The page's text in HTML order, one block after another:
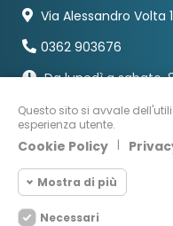
Via Alessandro Volta
0362 903676
Da lunedì a sabato,
Questo sito si avvale
esperienza utente.
Cookie Policy |
Mostra di più
Necessari